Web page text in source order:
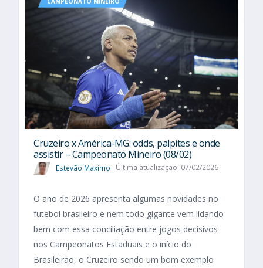
Cruzeiro x América-MG: odds, palpites e onde
assistir – Campeonato Mineiro (08/02)
Estevão Maximo Última atualização: 07/02/2026
O ano de 2026 apresenta algumas novidades no
futebol brasileiro e nem todo gigante vem lidando
bem com essa conciliação entre jogos decisivos
nos Campeonatos Estaduais e o início do
Brasileirão, o Cruzeiro sendo um bom exemplo